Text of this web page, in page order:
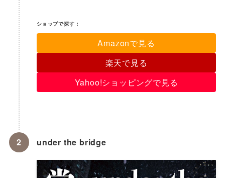
ショップで探す：
Amazonで見る
楽天で見る
Yahoo!ショッピングで見る
under the bridge